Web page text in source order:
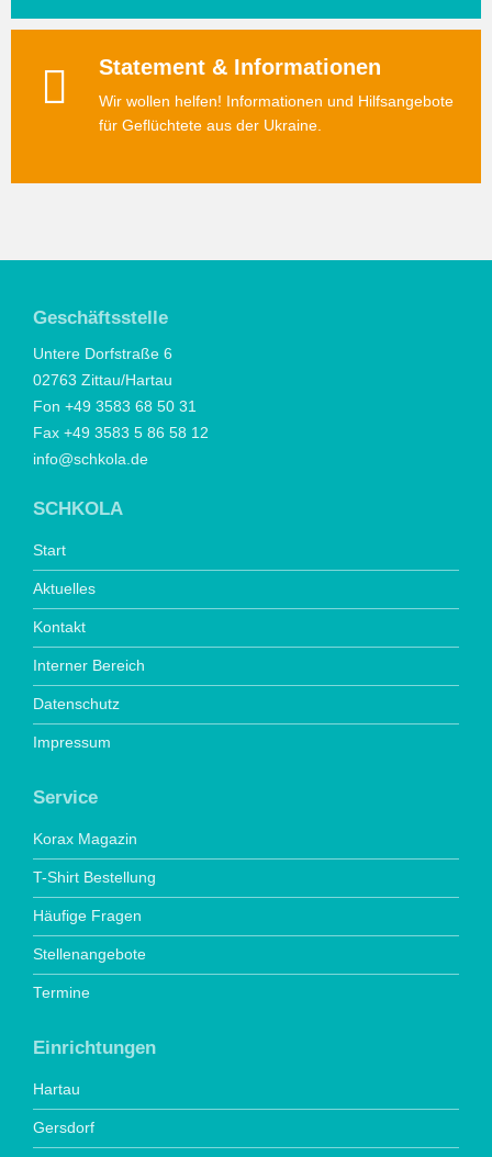
Statement & Informationen
Wir wollen helfen! Informationen und Hilfsangebote
für Geflüchtete aus der Ukraine.
Geschäftsstelle
Untere Dorfstraße 6
02763 Zittau/Hartau
Fon +49 3583 68 50 31
Fax +49 3583 5 86 58 12
info@schkola.de
SCHKOLA
Start
Aktuelles
Kontakt
Interner Bereich
Datenschutz
Impressum
Service
Korax Magazin
T-Shirt Bestellung
Häufige Fragen
Stellenangebote
Termine
Einrichtungen
Hartau
Gersdorf